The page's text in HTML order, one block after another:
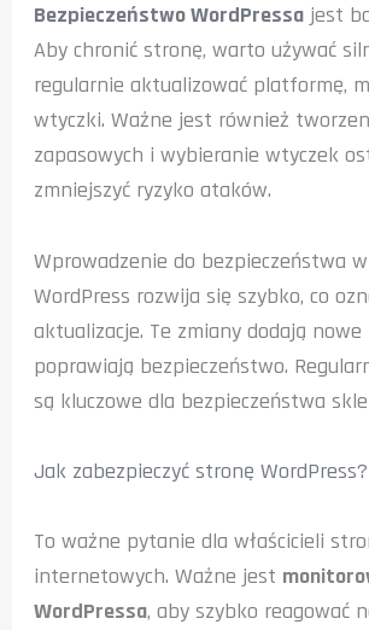
Bezpieczeństwo WordPressa jest
Aby chronić stronę, warto używać
regularnie aktualizować platformę,
wtyczki. Ważne jest również
zapasowych i wybieranie wtyczek
zmniejszyć ryzyko ataków.
Wprowadzenie do bezpieczeństwa
WordPress rozwija się szybko, co
aktualizacje. Te zmiany dodają
poprawiają bezpieczeństwo.
są kluczowe dla bezpieczeństwa
Jak zabezpieczyć stronę WordPress?
To ważne pytanie dla właścicieli
internetowych. Ważne jest
WordPressa, aby szybko reagować